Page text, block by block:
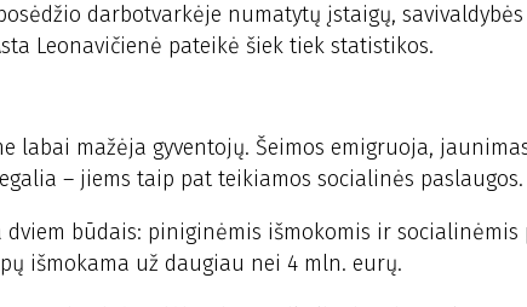
darbotvarkėje numatytų įstaigų,
Leonavičienė pateikė šiek tiek statistikos.
labai mažėja gyventojų. Šeimos emigruoja,
– jiems taip pat teikiamos socialinės paslaugos.
būdais: piniginėmis išmokomis ir socialinėmis
išmokama už daugiau nei 4 mln. eurų.